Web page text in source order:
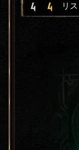
4 4 リス